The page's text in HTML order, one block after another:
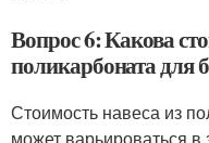
Вопрос 6: Какова
поликарбоната для
Стоимость навеса из